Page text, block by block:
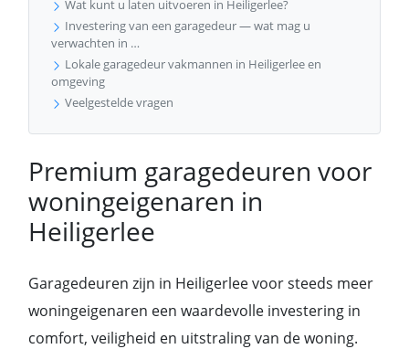
Wat kunt u laten uitvoeren in Heiligerlee?
Investering van een garagedeur — wat mag u
verwachten in …
Lokale garagedeur vakmannen in Heiligerlee en
omgeving
Veelgestelde vragen
Premium garagedeuren voor
woningeigenaren in
Heiligerlee
Garagedeuren zijn in Heiligerlee voor steeds meer
woningeigenaren een waardevolle investering in
comfort, veiligheid en uitstraling van de woning.